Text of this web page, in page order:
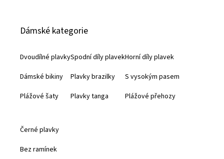
Dámské kategorie
Dvoudílné plavky
Dámské bikiny
Plážové šaty
Spodní díly plavek
Plavky brazilky
Plavky tanga
Horní díly plavek
S vysokým pasem
Plážové přehozy
Černé plavky
Bez ramínek